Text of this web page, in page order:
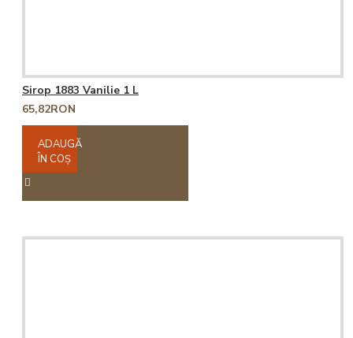
Sirop 1883 Vanilie 1 L
65,82RON
ADAUGĂ
ÎN COŞ